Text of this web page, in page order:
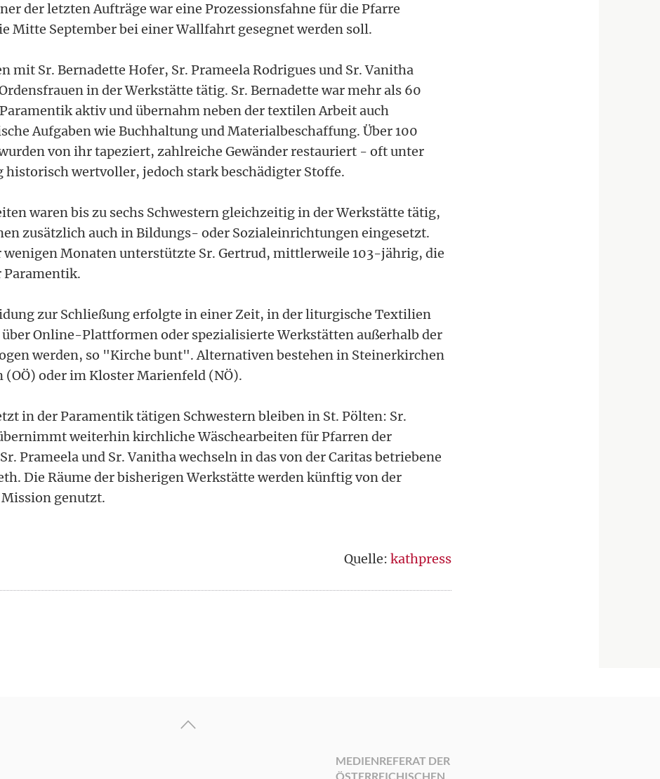
der letzten Aufträge war eine Prozessionsfahne für die Pfarre
Mitte September bei einer Wallfahrt gesegnet werden soll.
mit Sr. Bernadette Hofer, Sr. Prameela Rodrigues und Sr. Vanitha
in der Werkstätte tätig. Sr. Bernadette war mehr als 60
aktiv und übernahm neben der textilen Arbeit auch
Aufgaben wie Buchhaltung und Materialbeschaffung. Über 100
von ihr tapeziert, zahlreiche Gewänder restauriert - oft unter
historisch wertvoller, jedoch stark beschädigter Stoffe.
waren bis zu sechs Schwestern gleichzeitig in der Werkstätte tätig,
zusätzlich auch in Bildungs- oder Sozialeinrichtungen eingesetzt.
wenigen Monaten unterstützte Sr. Gertrud, mittlerweile 103-jährig, die
Paramentik.
zur Schließung erfolgte in einer Zeit, in der liturgische Textilien
Online-Plattformen oder spezialisierte Werkstätten außerhalb der
werden, so "Kirche bunt". Alternativen bestehen in Steinerkirchen
(OÖ) oder im Kloster Marienfeld (NÖ).
in der Paramentik tätigen Schwestern bleiben in St. Pölten: Sr.
weiterhin kirchliche Wäschearbeiten für Pfarren der
Prameela und Sr. Vanitha wechseln in das von der Caritas betriebene
Die Räume der bisherigen Werkstätte werden künftig von der
genutzt.
Quelle: kathpress
MEDIENREFERAT DER
ÖSTERREICHISCHEN